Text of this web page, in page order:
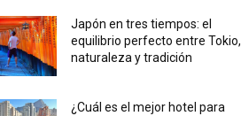
Japón en tres tiempos: el
equilibrio perfecto entre Tokio,
naturaleza y tradición
¿Cuál es el mejor hotel para